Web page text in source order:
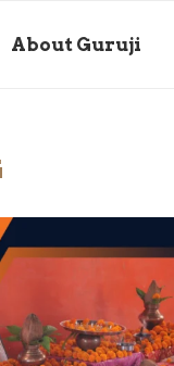
About Guruji